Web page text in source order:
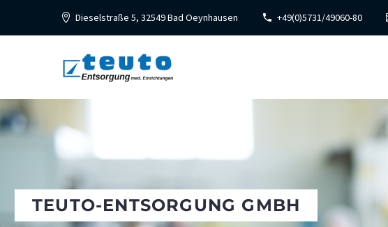
Dieselstraße 5, 32549 Bad Oeynhausen +49(0)5731/49060-80
TEUTO-ENTSORGUNG GMBH